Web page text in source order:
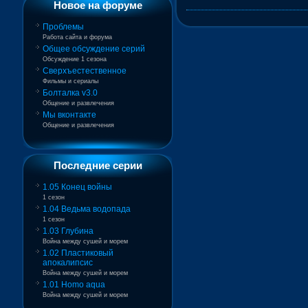
Новое на форуме
Проблемы
Работа сайта и форума
Общее обсуждение серий
Обсуждение 1 сезона
Сверхъестественное
Фильмы и сериалы
Болталка v3.0
Общение и развлечения
Мы вконтакте
Общение и развлечения
Последние серии
1.05 Конец войны
1 сезон
1.04 Ведьма водопада
1 сезон
1.03 Глубина
Война между сушей и морем
1.02 Пластиковый
апокалипсис
Война между сушей и морем
1.01 Homo aqua
Война между сушей и морем